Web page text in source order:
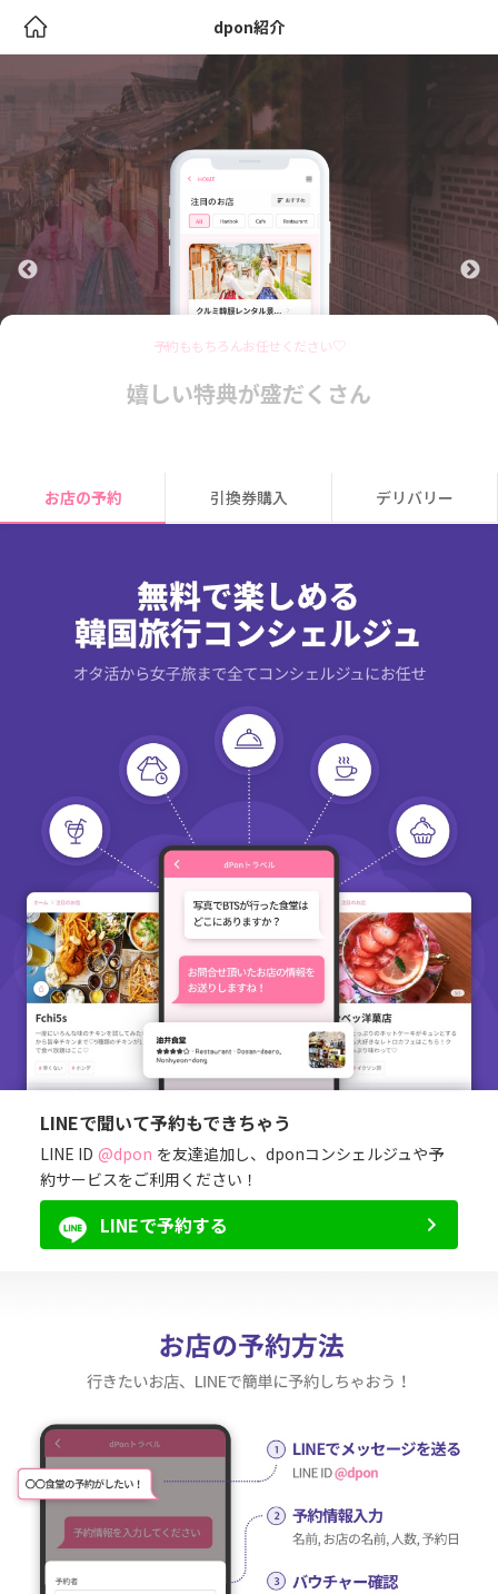
dpon紹介
予約ももちろんお任せください♡
嬉しい特典が盛だくさん
お店の予約 引換券購入 デリバリー
LINEで聞いて予約もできちゃう
LINE ID @dpon を友達追加し、dponコンシェルジュや予
約サービスをご利用ください！
LINEで予約する